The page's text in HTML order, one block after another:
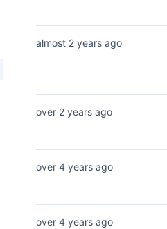
almost 2 years ago
over 2 years ago
over 4 years ago
over 4 years ago